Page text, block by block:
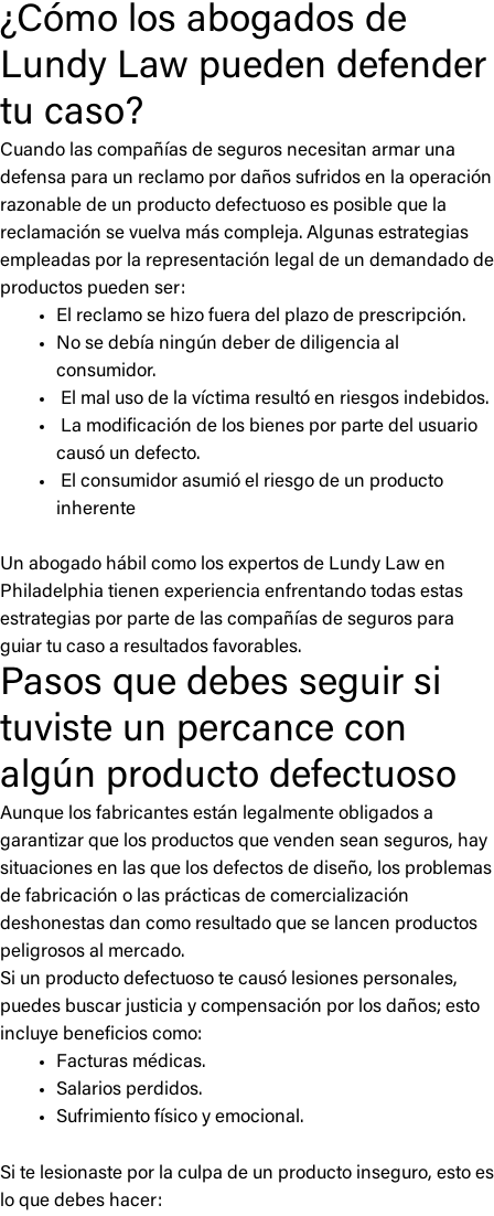
¿Cómo los abogados de
Lundy Law pueden defender
tu caso?
Cuando las compañías de seguros necesitan armar una
defensa para un reclamo por daños sufridos en la operación
razonable de un producto defectuoso es posible que la
reclamación se vuelva más compleja. Algunas estrategias
empleadas por la representación legal de un demandado de
productos pueden ser:
El reclamo se hizo fuera del plazo de prescripción.
No se debía ningún deber de diligencia al
consumidor.
El mal uso de la víctima resultó en riesgos indebidos.
La modificación de los bienes por parte del usuario
causó un defecto.
El consumidor asumió el riesgo de un producto
inherente
Un abogado hábil como los expertos de Lundy Law en
Philadelphia tienen experiencia enfrentando todas estas
estrategias por parte de las compañías de seguros para
guiar tu caso a resultados favorables.
Pasos que debes seguir si
tuviste un percance con
algún producto defectuoso
Aunque los fabricantes están legalmente obligados a
garantizar que los productos que venden sean seguros, hay
situaciones en las que los defectos de diseño, los problemas
de fabricación o las prácticas de comercialización
deshonestas dan como resultado que se lancen productos
peligrosos al mercado.
Si un producto defectuoso te causó lesiones personales,
puedes buscar justicia y compensación por los daños; esto
incluye beneficios como:
Facturas médicas.
Salarios perdidos.
Sufrimiento físico y emocional.
Si te lesionaste por la culpa de un producto inseguro, esto es
lo que debes hacer: